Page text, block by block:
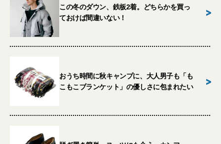
この冬のダウン、鉄板2着。どちらかを買っ
ておけば間違いない！
>
おうち時間に秋キャンプに、大人男子も「も
こもこブランケット」の優しさに包まれたい
>